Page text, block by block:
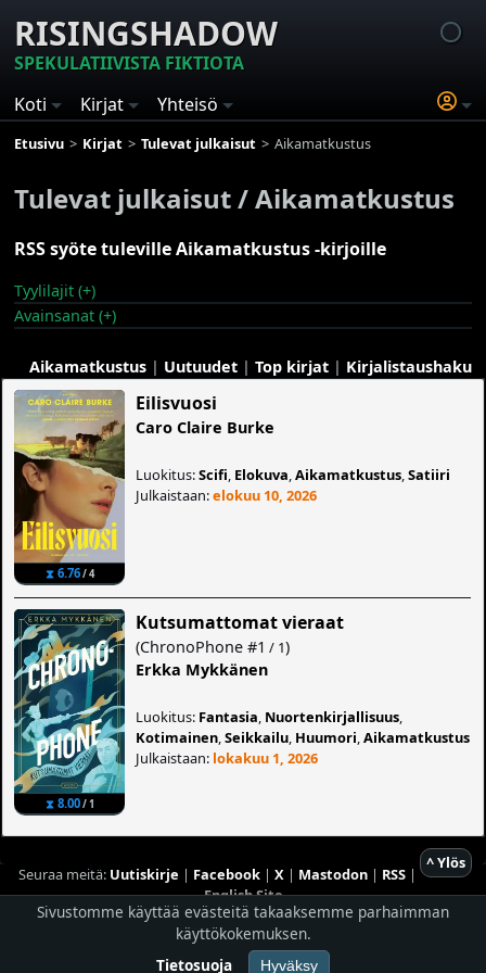
RISINGSHADOW
SPEKULATIIVISTA FIKTIOTA
Koti
Kirjat Yhteisö
Etusivu Kirjat Tulevat julkaisut Aikamatkustus
Tulevat julkaisut / Aikamatkustus
RSS syöte tuleville Aikamatkustus -kirjoille
Tyylilajit (+)
Avainsanat (+)
Aikamatkustus| Uutuudet| Top kirjat| Kirjalistaushaku
⧗ 6.76/ 4
Eilisvuosi
Caro Claire Burke
Luokitus:Scifi Elokuva ,Aikamatkustus ,Satiiri
Julkaistaan:elokuu 10, 2026
⧗ 8.00/ 1
Kutsumattomat vieraat
(ChronoPhone #1 / 1)
Erkka Mykkänen
Luokitus: Fantasia Nuortenkirjallisuus
Kotimainen ,Seikkailu Huumori ,Aikamatkustus
Julkaistaan: lokakuu 1, 2026
^ Ylös
Seuraa meitä: Uutiskirje | Facebook| X | Mastodon| RSS|
English Site
Hostingpalvelun tarjoaaPlaneetta Internet Oy
© 1996 - 2026 Risingshadow. Kaikki oikeudet pidätetään.
Sivustomme käyttää evästeitä takaaksemme parhaimman
käyttökokemuksen.
Tietosuoja
Hyväksy